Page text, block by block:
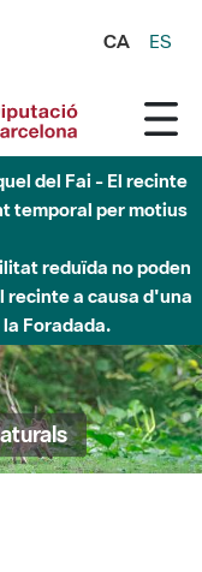
CA ES
del Fai - El recinte
temporal per motius
reduïda no poden
recinte a causa d'una
Foradada.